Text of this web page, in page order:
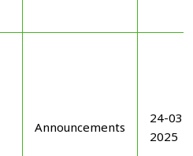
Announcements
24-03-
2025